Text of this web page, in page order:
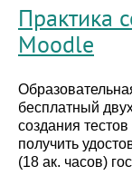
Практика
Moodle
бесплатный
создания
получить
(18 ак. часов)